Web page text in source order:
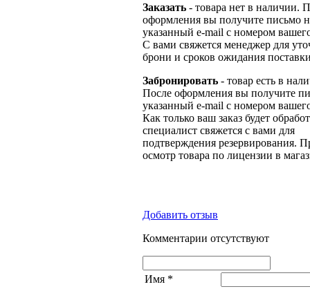
Заказать - товара нет в наличии.
оформления вы получите письмо
указанный e-mail с номером
С вами свяжется менеджер для
брони и сроков ожидания
Забронировать - товар есть в
После оформления вы получите
указанный e-mail с номером
Как только ваш заказ будет
специалист свяжется с вами для
подтверждения резервирования.
осмотр товара по лицензии в
Добавить отзыв
Комментарии отсутствуют
Имя *